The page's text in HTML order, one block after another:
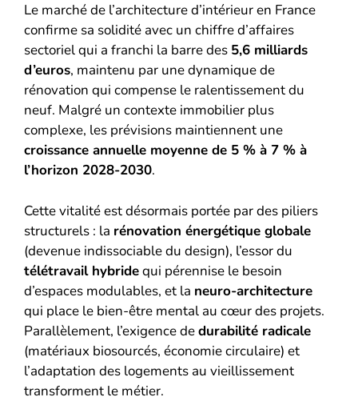
Le marché de l’architecture d’intérieur en France
confirme sa solidité avec un chiffre d’affaires
sectoriel qui a franchi la barre des 5,6 milliards
d’euros, maintenu par une dynamique de
rénovation qui compense le ralentissement du
neuf. Malgré un contexte immobilier plus
complexe, les prévisions maintiennent une
croissance annuelle moyenne de 5 % à 7 % à
l’horizon 2028-2030.
Cette vitalité est désormais portée par des piliers
structurels : la rénovation énergétique globale
(devenue indissociable du design), l’essor du
télétravail hybridequi pérennise le besoin
d’espaces modulables, et la neuro-architecture
qui place le bien-être mental au cœur des projets.
Parallèlement, l’exigence dedurabilité radicale
(matériaux biosourcés, économie circulaire) et
l’adaptation des logements au vieillissement
transforment le métier.